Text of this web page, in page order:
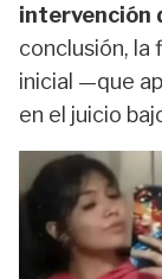
intervención
conclusión, la
inicial —que
en el juicio